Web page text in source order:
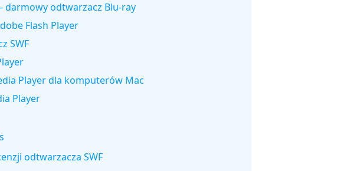
darmowy odtwarzacz Blu-ray
Flash Player
SWF
Player dla komputerów Mac
Player
odtwarzacza SWF